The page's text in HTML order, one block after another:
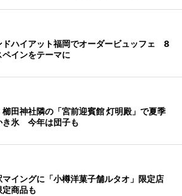
ドハイアット福岡でオーダービュッフェ 8
ペインをテーマに
櫛田神社隣の「宮前迎賓館 灯明殿」で夏季
き氷 今年は団子も
マイングに「小樽洋菓子舗ルタオ」限定店
定商品も